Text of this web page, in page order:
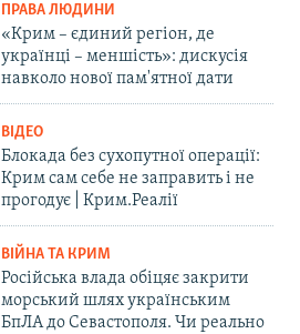
ПРАВА ЛЮДИНИ
«Крим – єдиний регіон, де
українці – меншість»: дискусія
навколо нової пам'ятної дати
ВІДЕО
Блокада без сухопутної операції:
Крим сам себе не заправить і не
прогодує | Крим.Реалії
ВІЙНА ТА КРИМ
Російська влада обіцяє закрити
морський шлях українським
БпЛА до Севастополя. Чи реально